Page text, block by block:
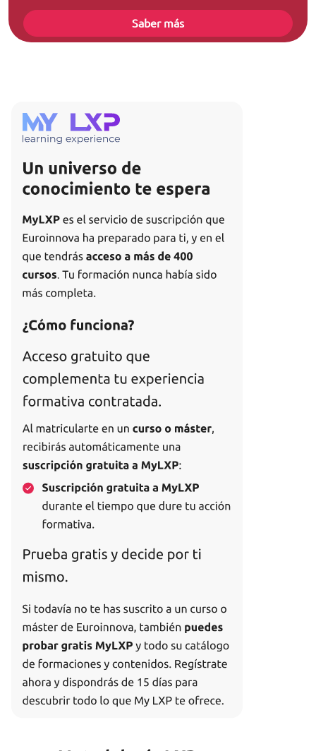
Saber más